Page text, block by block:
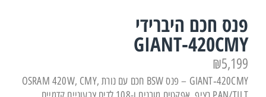
פנס חכם היברידי
GIANT‑420CMY
₪5,199
GIANT‑420CMY – פנס BSW חכם עם נורת OSRAM 420W, CMY,